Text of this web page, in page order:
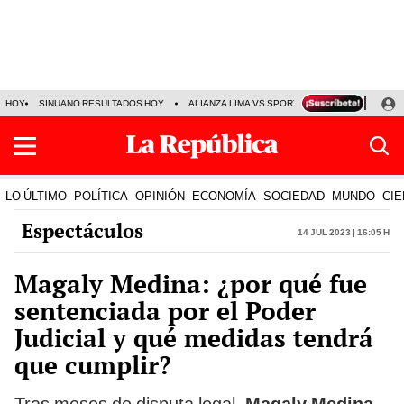
HOY SINUANO RESULTADOS HOY ALIANZA LIMA VS SPORT BOYS JORGE
LO ÚLTIMO POLÍTICA OPINIÓN ECONOMÍA SOCIEDAD MUNDO
Espectáculos 14 Jul 2023 | 16:05 h
Magaly Medina: ¿por qué fue
sentenciada por el Poder
Judicial y qué medidas tendrá
que cumplir?